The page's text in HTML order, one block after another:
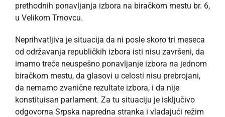
prethodnih ponavljanja izbora na biračkom mestu br. 6,
u Velikom Trnovcu.
Neprihvatljiva je situacija da ni posle skoro tri meseca
od održavanja republičkih izbora isti nisu završeni, da
imamo treće neuspešno ponavljanje izbora na jednom
biračkom mestu, da glasovi u celosti nisu prebrojani,
da nemamo zvanične rezultate izbora, i da nije
konstituisan parlament. Za tu situaciju je isključivo
odgovorna Srpska napredna stranka i vladajući režim